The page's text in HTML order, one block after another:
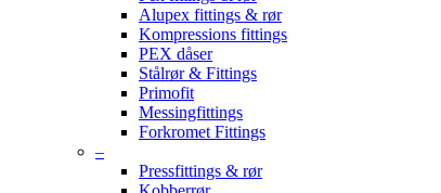
Alupex fittings & rør
Kompressions fittings
PEX dåser
Stålrør & Fittings
Primofit
Messingfittings
Forkromet Fittings
–
Pressfittings & rør